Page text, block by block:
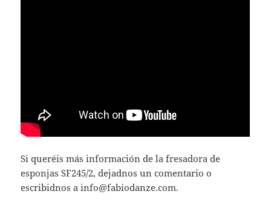
Si queréis más información de la fresadora de
esponjas SF245/2, dejadnos un comentario o
escribidnos a info@fabiodanze.com.